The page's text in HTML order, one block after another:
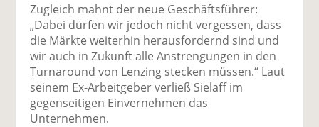
Zugleich mahnt der neue Geschäftsführer:
„Dabei dürfen wir jedoch nicht vergessen, dass
die Märkte weiterhin herausfordernd sind und
wir auch in Zukunft alle Anstrengungen in den
Turnaround von Lenzing stecken müssen.“ Laut
seinem Ex-Arbeitgeber verließ Sielaff im
gegenseitigen Einvernehmen das
Unternehmen.